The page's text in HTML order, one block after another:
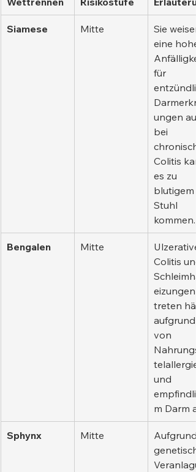
Siamese Mitte
Sie
eine hohe
für
ungen
bei
Colitis
es zu
blutigem
Stuhl
kommen.
Bengalen Mitte
Ulzerative
Colitis
eizungen
treten
aufgrund
von
und
m Darm
Sphynx Mitte
Aufgrund